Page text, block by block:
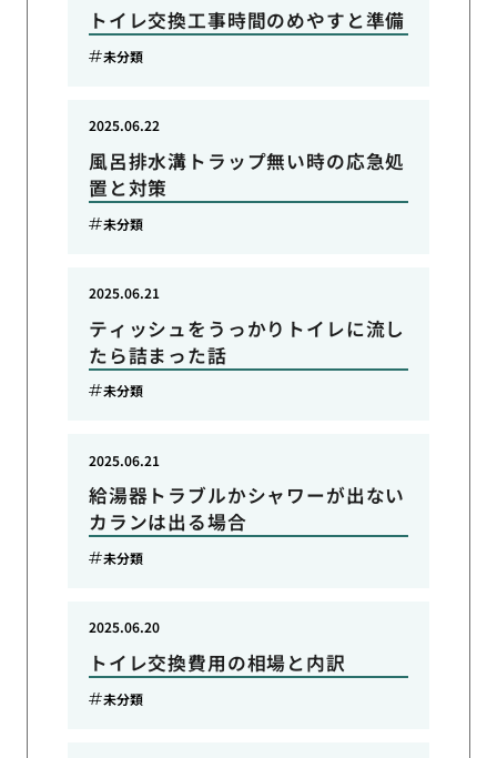
トイレ交換工事時間のめやすと準備
未分類
風呂排水溝トラップ無い時の応急処
置と対策
2025.06.22
未分類
ティッシュをうっかりトイレに流し
たら詰まった話
2025.06.21
未分類
給湯器トラブルかシャワーが出ない
カランは出る場合
2025.06.21
未分類
トイレ交換費用の相場と内訳
2025.06.20
未分類